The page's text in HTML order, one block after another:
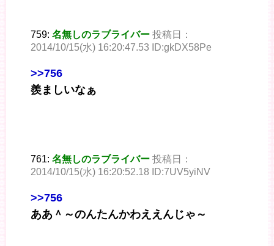
759: 名無しのラブライバー 投稿日：
2014/10/15(水) 16:20:47.53 ID:gkDX58Pe
>>756
羨ましいなぁ
761: 名無しのラブライバー 投稿日：
2014/10/15(水) 16:20:52.18 ID:7UV5yiNV
>>756
ああ＾～のんたんかわええんじゃ～